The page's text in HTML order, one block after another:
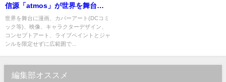
信源「atmos」が世界を舞台に
活躍するアーティストのAcky
Brightとコラボ
世界を舞台に漫画、カバーアート(DCコミ
ック等)、映像、キャラクターデザイン、
コンセプトアート、ライブペイントとジャ
ンルを限定せずに広範囲で...
編集部オススメ